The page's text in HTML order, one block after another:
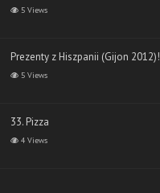
5 Views
Prezenty z Hiszpanii (Gijon 2012)!
5 Views
33. Pizza
4 Views